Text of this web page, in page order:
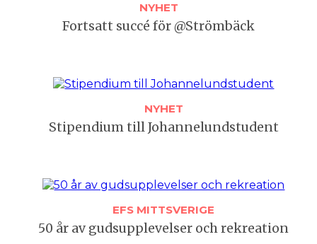
NYHET
Fortsatt succé för @Strömbäck
NYHET
Stipendium till Johannelundstudent
EFS MITTSVERIGE
50 år av gudsupplevelser och rekreation